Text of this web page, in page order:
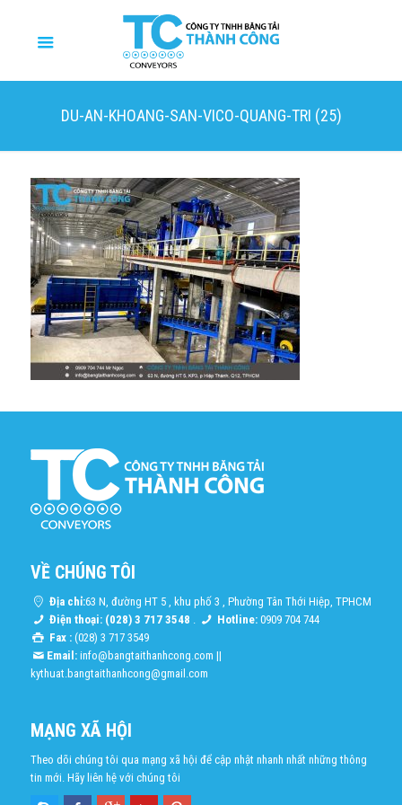
DU-AN-KHOANG-SAN-VICO-QUANG-TRI (25)
VỀ CHÚNG TÔI
Địa chỉ:63 N, đường HT 5 , khu phố 3 , Phường Tân Thới Hiệp, TPHCM
Điện thoại: (028) 3 717 3548 . Hotline: 0909 704 744
Fax :(028) 3 717 3549
Email: info@bangtaithanhcong.com ||
kythuat.bangtaithanhcong@gmail.com
MẠNG XÃ HỘI
Theo dõi chúng tôi qua mạng xã hội để cập nhật nhanh nhất những thông
tin mới. Hãy liên hệ với chúng tôi